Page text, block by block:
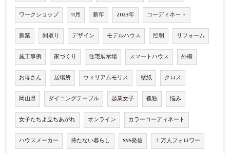
ワークショップ 11月 新年 2023年 コーディネート
新築 間取り デザイン モデルハウス 照明 リフォーム
施工事例 家づくり 住宅展示場 スマートハウス 外構
お母さん 居場所 ウィリアムモリス 壁紙 クロス
岡山県 ダイニングテーブル 起業女子 孤独 悩み
女子たちよ立ちあがれ オンライン カラーコーディネート
ハウスメーカー 持たない暮らし SNS発信 １万人フォロワー